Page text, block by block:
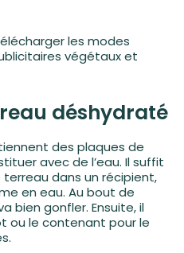
les modes
végétaux et
déshydraté
des plaques de
avec de l’eau. Il suffit
dans un récipient,
en eau. Au bout de
bien gonfler. Ensuite, il
ou le contenant pour le